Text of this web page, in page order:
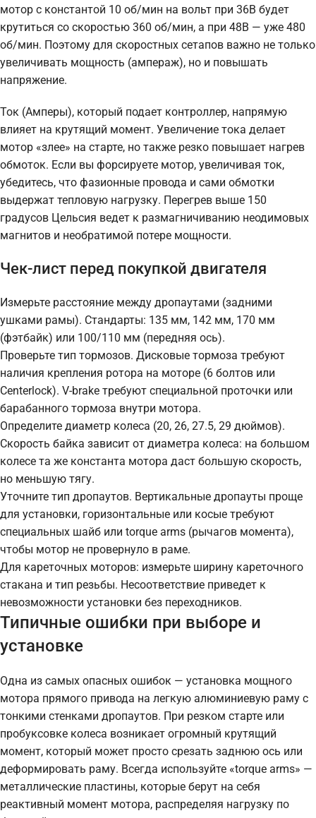
мотор с константой 10 об/мин на вольт при 36В будет
крутиться со скоростью 360 об/мин, а при 48В — уже 480
об/мин. Поэтому для скоростных сетапов важно не только
увеличивать мощность (ампераж), но и повышать
напряжение.
Ток (Амперы), который подает контроллер, напрямую
влияет на крутящий момент. Увеличение тока делает
мотор «злее» на старте, но также резко повышает нагрев
обмоток. Если вы форсируете мотор, увеличивая ток,
убедитесь, что фазионные провода и сами обмотки
выдержат тепловую нагрузку. Перегрев выше 150
градусов Цельсия ведет к размагничиванию неодимовых
магнитов и необратимой потере мощности.
Чек-лист перед покупкой двигателя
Измерьте расстояние между дропаутами (задними
ушками рамы). Стандарты: 135 мм, 142 мм, 170 мм
(фэтбайк) или 100/110 мм (передняя ось).
Проверьте тип тормозов. Дисковые тормоза требуют
наличия крепления ротора на моторе (6 болтов или
Centerlock). V-brake требуют специальной проточки или
барабанного тормоза внутри мотора.
Определите диаметр колеса (20, 26, 27.5, 29 дюймов).
Скорость байка зависит от диаметра колеса: на большом
колесе та же константа мотора даст большую скорость,
но меньшую тягу.
Уточните тип дропаутов. Вертикальные дропауты проще
для установки, горизонтальные или косые требуют
специальных шайб или torque arms (рычагов момента),
чтобы мотор не провернуло в раме.
Для кареточных моторов: измерьте ширину кареточного
стакана и тип резьбы. Несоответствие приведет к
невозможности установки без переходников.
Типичные ошибки при выборе и
установке
Одна из самых опасных ошибок — установка мощного
мотора прямого привода на легкую алюминиевую раму с
тонкими стенками дропаутов. При резком старте или
пробуксовке колеса возникает огромный крутящий
момент, который может просто срезать заднюю ось или
деформировать раму. Всегда используйте «torque arms» —
металлические пластины, которые берут на себя
реактивный момент мотора, распределяя нагрузку по